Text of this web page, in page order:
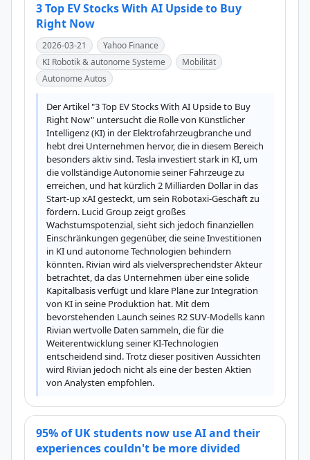
3 Top EV Stocks With AI Upside to Buy
Right Now
2026-03-21
Yahoo Finance
KI Robotik & autonome Systeme
Mobilität
Autonome Autos
Der Artikel "3 Top EV Stocks With AI Upside to Buy
Right Now" untersucht die Rolle von Künstlicher
Intelligenz (KI) in der Elektrofahrzeugbranche und
hebt drei Unternehmen hervor, die in diesem Bereich
besonders aktiv sind. Tesla investiert stark in KI, um
die vollständige Autonomie seiner Fahrzeuge zu
erreichen, und hat kürzlich 2 Milliarden Dollar in das
Start-up xAI gesteckt, um sein Robotaxi-Geschäft zu
fördern. Lucid Group zeigt großes
Wachstumspotenzial, sieht sich jedoch finanziellen
Einschränkungen gegenüber, die seine Investitionen
in KI und autonome Technologien behindern
könnten. Rivian wird als vielversprechendster Akteur
betrachtet, da das Unternehmen über eine solide
Kapitalbasis verfügt und klare Pläne zur Integration
von KI in seine Produktion hat. Mit dem
bevorstehenden Launch seines R2 SUV-Modells kann
Rivian wertvolle Daten sammeln, die für die
Weiterentwicklung seiner KI-Technologien
entscheidend sind. Trotz dieser positiven Aussichten
wird Rivian jedoch nicht als eine der besten Aktien
von Analysten empfohlen.
95% of UK students now use AI and their
experiences couldn't be more divided